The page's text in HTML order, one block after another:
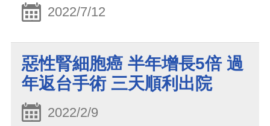
2022/7/12
惡性腎細胞癌 半年增長5倍 過
年返台手術 三天順利出院
2022/2/9